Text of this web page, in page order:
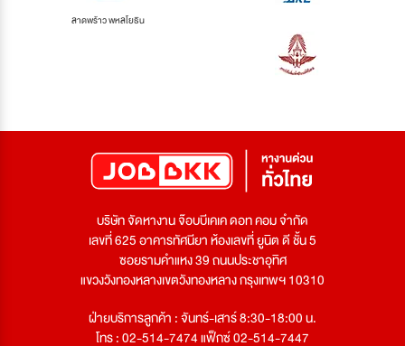
ลาดพร้าว พหลโยธิน
บริษัท จัดหางาน จ๊อบบีเคเค ดอท คอม จำกัด
เลขที่ 625 อาคารทัศนียา ห้องเลขที่ ยูนิต ดี ชั้น 5
ซอยรามคำแหง 39 ถนนประชาอุทิศ
แขวงวังทองหลางเขตวังทองหลาง กรุงเทพฯ 10310
ฝ่ายบริการลูกค้า : จันทร์-เสาร์ 8:30-18:00 น.
โทร : 02-514-7474 แฟ็กซ์ 02-514-7447